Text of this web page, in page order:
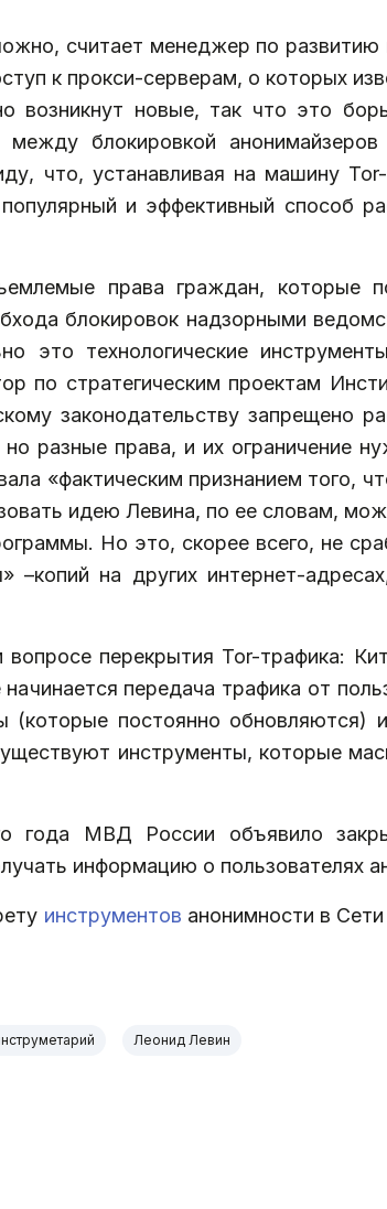
считает менеджер по
к прокси-серверам, о которых
возникнут новые, так что это
блокировкой
что, устанавливая на машину Tor-
и эффективный способ
права граждан, которые
блокировок надзорными
это технологические
по стратегическим проектам
законодательству запрещено
разные права, и их ограничение
«фактическим признанием того,
идею Левина, по ее словам,
Но это, скорее всего, не
–копий на других интернет-
перекрытия Tor-трафика:
передача трафика от
(которые постоянно обновляются)
инструменты, которые
года МВД России объявило
информацию о пользователях
инструментов анонимности в
Леонид Левин